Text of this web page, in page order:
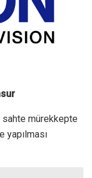
mürekkepte